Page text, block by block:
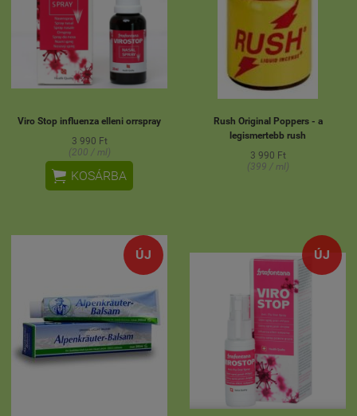
Viro Stop influenza elleni orrspray
3 990 Ft
(200 / ml)
 KOSÁRBA
Rush Original Poppers - a
legismertebb rush
3 990 Ft
(399 / ml)
ÚJ ÚJ